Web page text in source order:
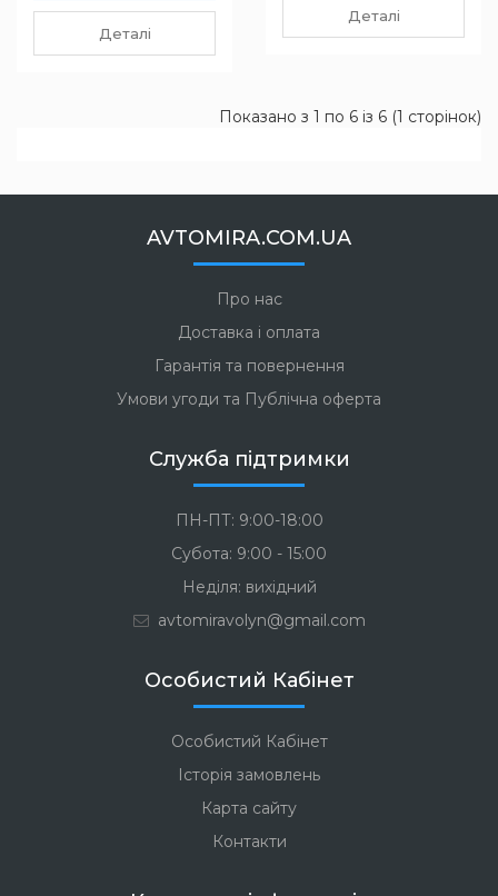
Деталі
Деталі
Показано з 1 по 6 із 6 (1 сторінок)
AVTOMIRA.COM.UA
Про нас
Доставка і оплата
Гарантія та повернення
Умови угоди та Публічна оферта
Служба підтримки
ПН-ПТ: 9:00-18:00
Субота: 9:00 - 15:00
Неділя: вихідний
avtomiravolyn@gmail.com
Особистий Кабінет
Особистий Кабінет
Історія замовлень
Карта сайту
Контакти